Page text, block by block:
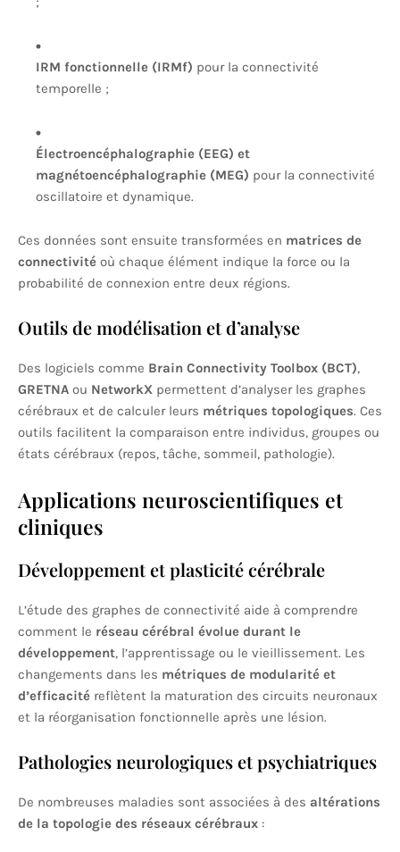
IRM fonctionnelle (IRMf) pour la connectivité
temporelle ;
Électroencéphalographie (EEG) et
magnétoencéphalographie (MEG) pour la connectivité
oscillatoire et dynamique.
Ces données sont ensuite transformées en matrices de
connectivité où chaque élément indique la force ou la
probabilité de connexion entre deux régions.
Outils de modélisation et d’analyse
Des logiciels comme Brain Connectivity Toolbox (BCT),
GRETNA ou NetworkX permettent d’analyser les graphes
cérébraux et de calculer leurs métriques topologiques. Ces
outils facilitent la comparaison entre individus, groupes ou
états cérébraux (repos, tâche, sommeil, pathologie).
Applications neuroscientifiques et
cliniques
Développement et plasticité cérébrale
L’étude des graphes de connectivité aide à comprendre
comment le réseau cérébral évolue durant le
développement, l’apprentissage ou le vieillissement. Les
changements dans les métriques de modularité et
d’efficacité reflètent la maturation des circuits neuronaux
et la réorganisation fonctionnelle après une lésion.
Pathologies neurologiques et psychiatriques
De nombreuses maladies sont associées à des altérations
de la topologie des réseaux cérébraux :